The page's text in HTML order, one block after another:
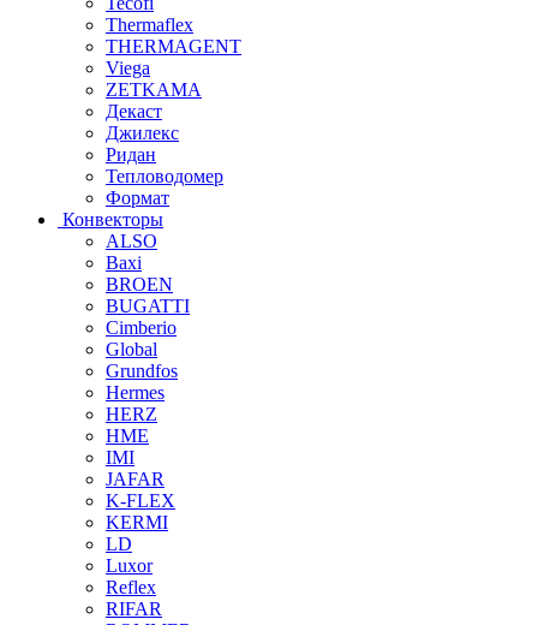
Thermaflex
THERMAGENT
Viega
ZETKAMA
Декаст
Джилекс
Ридан
Тепловодомер
Формат
Конвекторы
ALSO
Baxi
BROEN
BUGATTI
Cimberio
Global
Grundfos
Hermes
HERZ
HME
IMI
JAFAR
K-FLEX
KERMI
LD
Luxor
Reflex
RIFAR